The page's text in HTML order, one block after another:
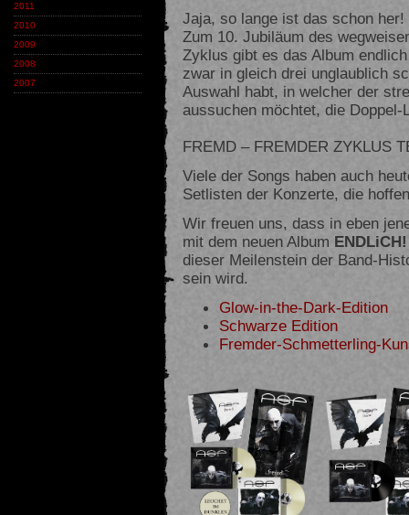
2011
2010
2009
2008
2007
Jaja, so lange ist das schon her!
Zum 10. Jubiläum des
Zyklus gibt es das Album
zwar in gleich drei unglaublich
Auswahl habt, in welcher der
aussuchen möchtet, die Doppel-
FREMD – FREMDER ZYKLUS
Viele der Songs haben auch
Setlisten der Konzerte, die
Wir freuen uns, dass in eben
mit dem neuen Album ENDLiCH!
dieser Meilenstein der Band-
sein wird.
Glow-in-the-Dark-Edition
Schwarze Edition
Fremder-Schmetterling-